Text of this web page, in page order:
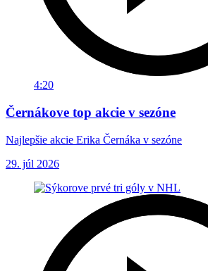
4:20
Černákove top akcie v sezóne
Najlepšie akcie Erika Černáka v sezóne
29. júl 2026